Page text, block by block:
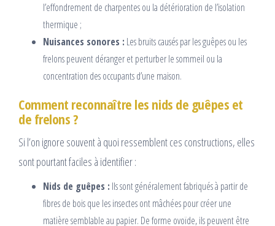
l’effondrement de charpentes ou la détérioration de l’isolation
thermique ;
Nuisances sonores : Les bruits causés par les guêpes ou les
frelons peuvent déranger et perturber le sommeil ou la
concentration des occupants d’une maison.
Comment reconnaître les nids de guêpes et
de frelons ?
Si l’on ignore souvent à quoi ressemblent ces constructions, elles
sont pourtant faciles à identifier :
Nids de guêpes : Ils sont généralement fabriqués à partir de
fibres de bois que les insectes ont mâchées pour créer une
matière semblable au papier. De forme ovoïde, ils peuvent être